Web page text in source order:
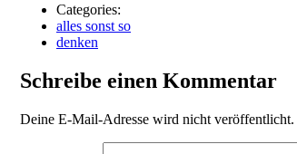
Categories:
alles sonst so
denken
Schreibe einen Kommentar
Deine E-Mail-Adresse wird nicht veröffentlicht.